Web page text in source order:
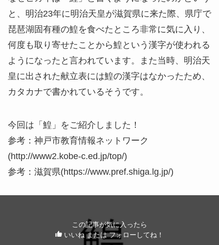
と、明治23年に明治天皇が滋賀県に来た際、県庁で
琵琶湖固有種の鰉を食べたところ非常に気に入り、
何度も取り寄せたことから鰉という漢字が使われる
ようになったと言われています。また当時、明治天
皇に出された献立表には鰉の漢字はなかったため、
カタカナで書かれているそうです。
今回は「鰉」をご紹介しました！
参考：神戸市教育情報ネットワーク
(http://www2.kobe-c.ed.jp/top/)
参考：滋賀県(https://www.pref.shiga.lg.jp/)
この記事が気に入ったら
いいね または フォローしてね！